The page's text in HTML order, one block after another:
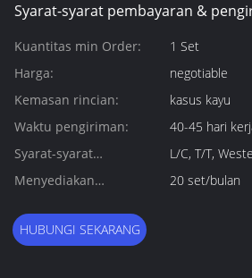
Syarat-syarat pembayaran &
Kuantitas min Order:
1 Set
Harga:
negotiable
Kemasan rincian:
kasus kayu
Waktu pengiriman:
40-45 hari
Syarat-syarat
pembayaran:
L/C, T/T,
Menyediakan
20 set/bulan
HUBUNGI SEKARANG